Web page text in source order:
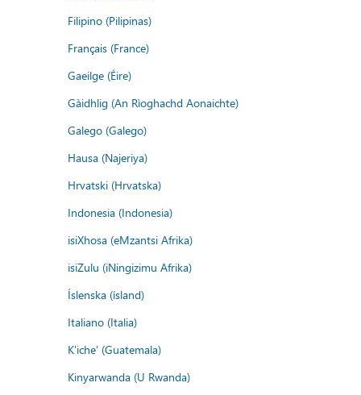
Filipino (Pilipinas)
Français (France)
Gaeilge (Éire)
Gàidhlig (An Rìoghachd Aonaichte)
Galego (Galego)
Hausa (Najeriya)
Hrvatski (Hrvatska)
Indonesia (Indonesia)
isiXhosa (eMzantsi Afrika)
isiZulu (iNingizimu Afrika)
Íslenska (ísland)
Italiano (Italia)
K'iche' (Guatemala)
Kinyarwanda (U Rwanda)